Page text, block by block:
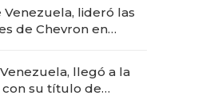
Venezuela, lideró las
de Chevron en
llegó a la
su título de